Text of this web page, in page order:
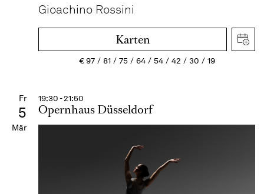
Gioachino Rossini
Karten
€97 81 75 64 54 42 30 19
Fr
5
Mär
19:30 - 21:50
Opernhaus Düsseldorf